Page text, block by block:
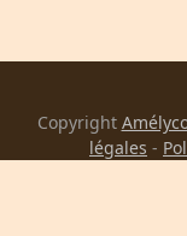
Copyright
légales -